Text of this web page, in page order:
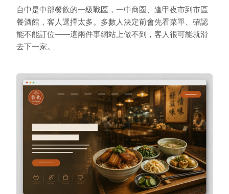
台中是中部餐飲的一級戰區，一中商圈、逢甲夜市到市區
餐酒館，客人選擇太多。多數人決定前會先看菜單、確認
能不能訂位——這兩件事網站上做不到，客人很可能就滑
去下一家。